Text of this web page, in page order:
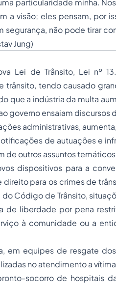
particularidade minha.
a visão; eles pensam, por
segurança, não pode tirar
Jung)
Lei de Trânsito, Lei nº
trânsito, tendo causado
que a indústria da multa
governo ensaiam discursos
administrativas,
de autuações e
de outros assuntos
dispositivos para a
para os crimes de
Código de Trânsito,
de liberdade por pena
à comunidade ou a
em equipes de resgate
no atendimento a
socorro de hospitais